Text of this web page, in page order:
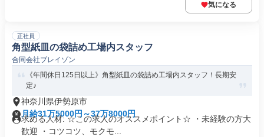
気になる
正社員
角型紙皿の袋詰め工場内スタッフ
合同会社ブレイゾン
《年間休日125日以上》角型紙皿の袋詰め工場内スタッフ！長期安
定♪
神奈川県伊勢原市
月給31万5000円～37万8000円
求める人材: ☆この求人のオススメポイント☆ ・未経験の方大
歓迎 ・コツコツ、モクモ...